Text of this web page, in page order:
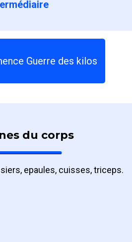
Guerre des kilos
du corps
epaules, cuisses, triceps.